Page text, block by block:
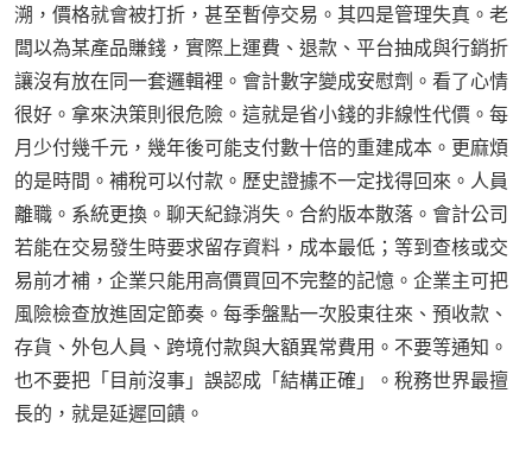
溯，價格就會被打折，甚至暫停交易。其四是管理失真。老
闆以為某產品賺錢，實際上運費、退款、平台抽成與行銷折
讓沒有放在同一套邏輯裡。會計數字變成安慰劑。看了心情
很好。拿來決策則很危險。這就是省小錢的非線性代價。每
月少付幾千元，幾年後可能支付數十倍的重建成本。更麻煩
的是時間。補稅可以付款。歷史證據不一定找得回來。人員
離職。系統更換。聊天紀錄消失。合約版本散落。會計公司
若能在交易發生時要求留存資料，成本最低；等到查核或交
易前才補，企業只能用高價買回不完整的記憶。企業主可把
風險檢查放進固定節奏。每季盤點一次股東往來、預收款、
存貨、外包人員、跨境付款與大額異常費用。不要等通知。
也不要把「目前沒事」誤認成「結構正確」。稅務世界最擅
長的，就是延遲回饋。